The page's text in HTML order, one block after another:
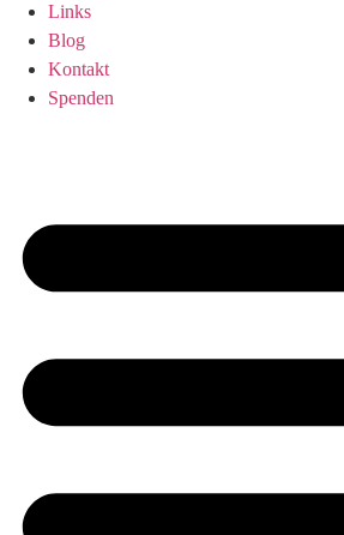
Links
Blog
Kontakt
Spenden